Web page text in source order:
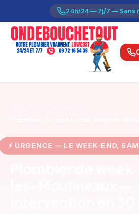
24h/24 — 7j/7 — Sans
— LE WEEK-END,